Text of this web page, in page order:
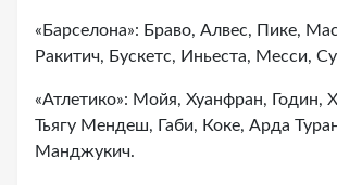
«Барселона»: Браво, Алвес, Пике,
Ракитич, Бускетс, Иньеста, Месси,
«Атлетико»: Мойя, Хуанфран, Годин,
Тьягу Мендеш, Габи, Коке, Арда
Манджукич.